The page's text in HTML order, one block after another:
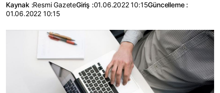
Kaynak :Resmi GazeteGiriş :01.06.2022 10:15Güncelleme :
01.06.2022 10:15